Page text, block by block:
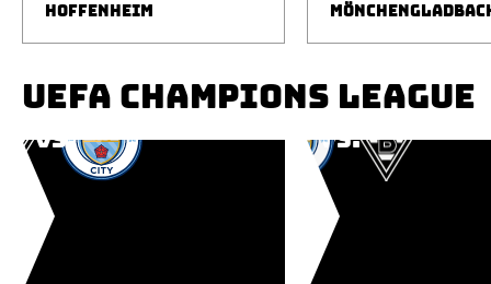
HOFFENHEIM
UEFA CHAMPIONS LEAGUE